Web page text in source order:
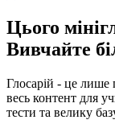
Цього
Вивчайте
Глосарій - це лише
весь контент для
тести та велику